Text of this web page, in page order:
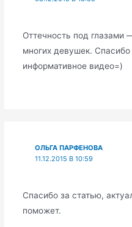
Оттечность под глазами
многих девушек.
информативное видео=)
ОЛЬГА ПАРФЕНОВА
11.12.2015 В 10:59
Спасибо за статью,
поможет.